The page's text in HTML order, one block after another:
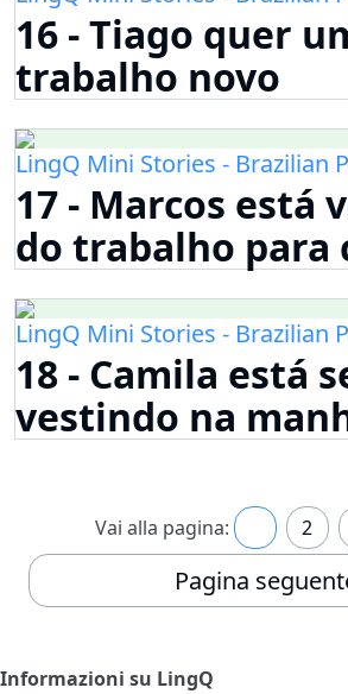
16 - Tiago quer
trabalho novo
LingQ Mini Stories - Brazilian
17 - Marcos está
do trabalho para
LingQ Mini Stories - Brazilian
18 - Camila está
vestindo na
Vai alla pagina: 2
Pagina
Informazioni su LingQ